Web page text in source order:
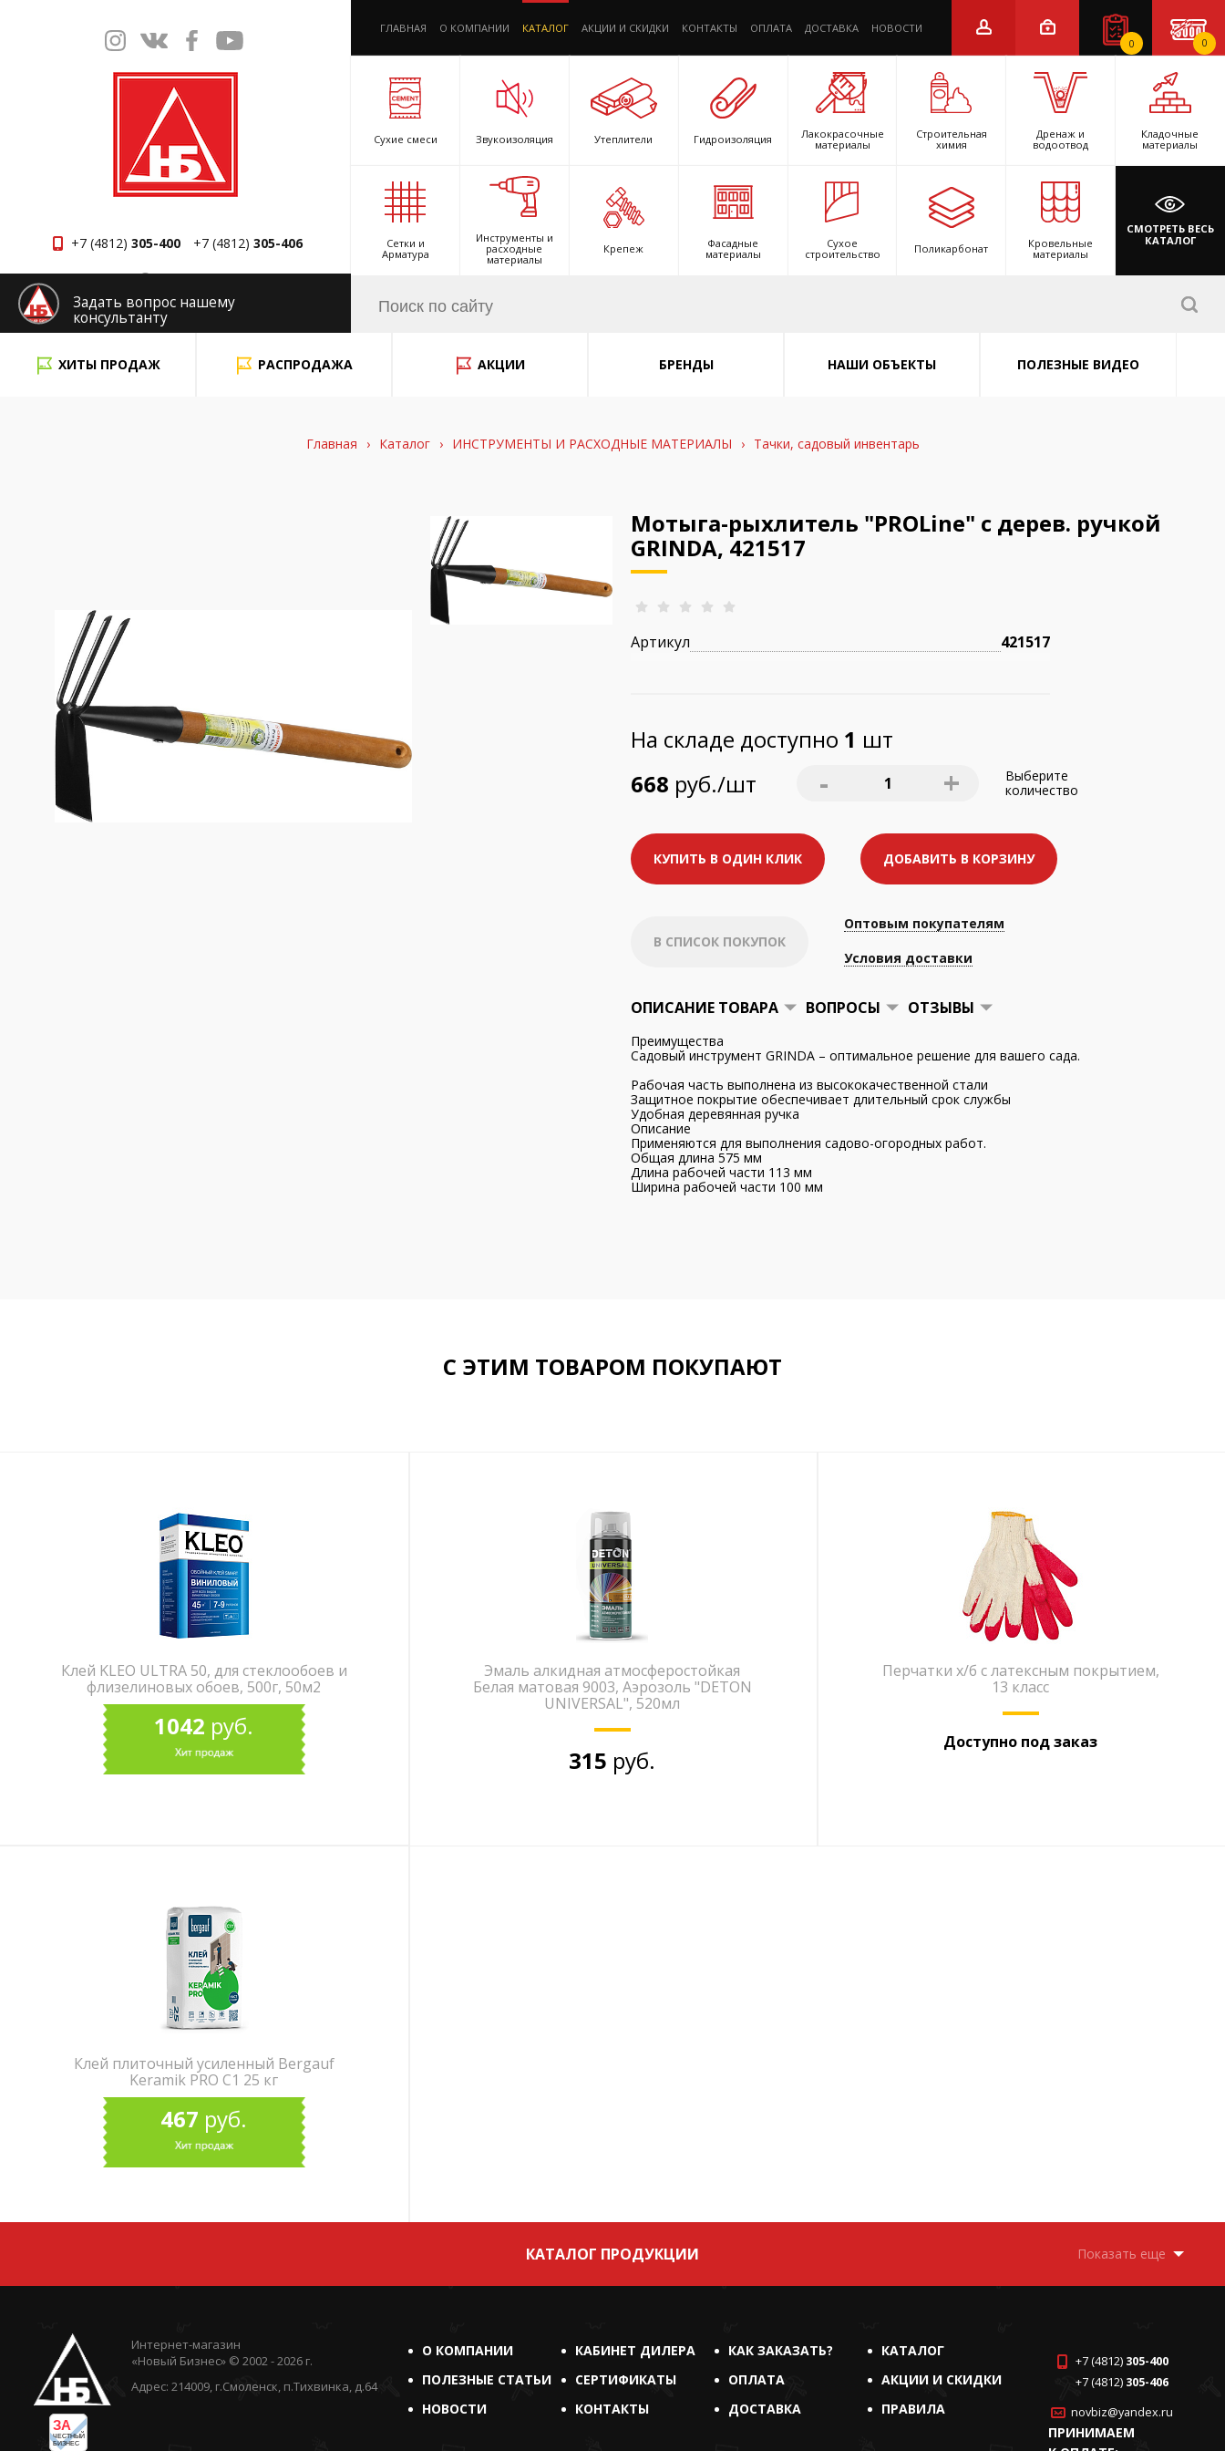
+7 (4812) 305-400 +7 (4812) 305-406
Смоленск
ГЛАВНАЯ О КОМПАНИИ КАТАЛОГ АКЦИИ И СКИДКИ КОНТАКТЫ ОПЛАТА ДОСТАВКА НОВОСТИ
0 0
Сухие смеси Звукоизоляция Утеплители Гидроизоляция
Лакокрасочные
материалы
Строительная
химия
Дренаж и
водоотвод
Кладочные
материалы
Сетки и
Арматура
Инструменты и
расходные
материалы
Крепеж
Фасадные
материалы
Сухое
строительство
Поликарбонат
Кровельные
материалы
СМОТРЕТЬ ВЕСЬ
КАТАЛОГ
Задать вопрос нашему
консультанту
ХИТЫ ПРОДАЖ
РАСПРОДАЖА АКЦИИ БРЕНДЫ НАШИ ОБЪЕКТЫ ПОЛЕЗНЫЕ ВИДЕО
Главная › Каталог › ИНСТРУМЕНТЫ И РАСХОДНЫЕ МАТЕРИАЛЫ › Тачки, садовый инвентарь
Мотыга-рыхлитель "PROLine" с дерев. ручкой
GRINDA, 421517
Артикул 421517
На складе доступно 1 шт
668 руб./шт - 1 +
Выберите
количество
КУПИТЬ В ОДИН КЛИК ДОБАВИТЬ В КОРЗИНУ
В СПИСОК ПОКУПОК
Оптовым покупателям
Условия доставки
ОПИСАНИЕ ТОВАРА ВОПРОСЫ ОТЗЫВЫ
Преимущества
Садовый инструмент GRINDA – оптимальное решение для вашего сада.
Рабочая часть выполнена из высококачественной стали
Защитное покрытие обеспечивает длительный срок службы
Удобная деревянная ручка
Описание
Применяются для выполнения садово-огородных работ.
Общая длина 575 мм
Длина рабочей части 113 мм
Ширина рабочей части 100 мм
С ЭТИМ ТОВАРОМ ПОКУПАЮТ
Клей KLEO ULTRA 50, для стеклообоев и
флизелиновых обоев, 500г, 50м2
1042 руб.
Эмаль алкидная атмосферостойкая
Белая матовая 9003, Аэрозоль "DETON
UNIVERSAL", 520мл
315 руб.
Перчатки х/б с латексным покрытием,
13 класс
Доступно под заказ
Клей плиточный усиленный Bergauf
Keramik PRO С1 25 кг
467 руб.
КАТАЛОГ ПРОДУКЦИИ Показать еще
ЗА
ЧЕСТНЫЙ
БИЗНЕС
Интернет-магазин
«Новый Бизнес» © 2002 - 2026 г.
Адрес: 214009, г.Смоленск, п.Тихвинка, д.64
О КОМПАНИИ
КАБИНЕТ ДИЛЕРА
ПОЛЕЗНЫЕ СТАТЬИ
СЕРТИФИКАТЫ
НОВОСТИ
КОНТАКТЫ
КАК ЗАКАЗАТЬ?
КАТАЛОГ
ОПЛАТА
АКЦИИ И СКИДКИ
ДОСТАВКА
ПРАВИЛА
+7 (4812) 305-400
+7 (4812) 305-406
novbiz@yandex.ru
ПРИНИМАЕМ